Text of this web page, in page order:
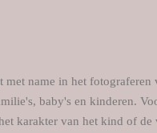
met name in het fotograferen
baby's en kinderen.
karakter van het kind of de